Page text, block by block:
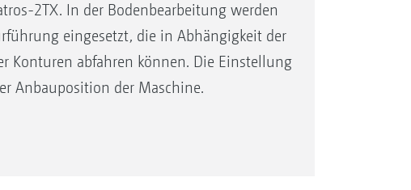
2TX. In der Bodenbearbeitung werden
eingesetzt, die in Abhängigkeit der
Konturen abfahren können. Die Einstellung
Anbauposition der Maschine.